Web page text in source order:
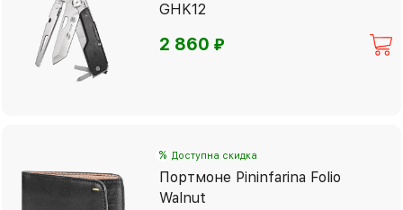
GHK12
2 860⃏
% Доступна скидка
Портмоне Pininfarina Folio
Walnut